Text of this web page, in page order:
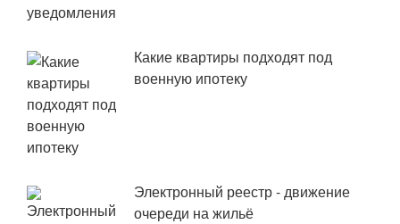
Какие квартиры подходят под
военную ипотеку
Электронный реестр - движение
очереди на жильё